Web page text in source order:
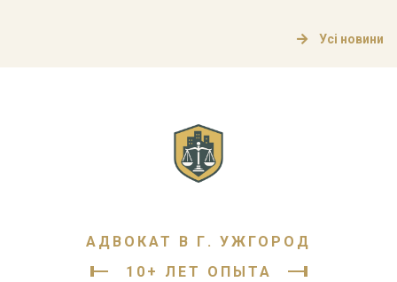
Усі новини
АДВОКАТ В Г. УЖГОРОД
10+ ЛЕТ ОПЫТА